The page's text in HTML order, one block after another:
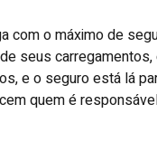
com o máximo de
seus
e o seguro está lá
quem é